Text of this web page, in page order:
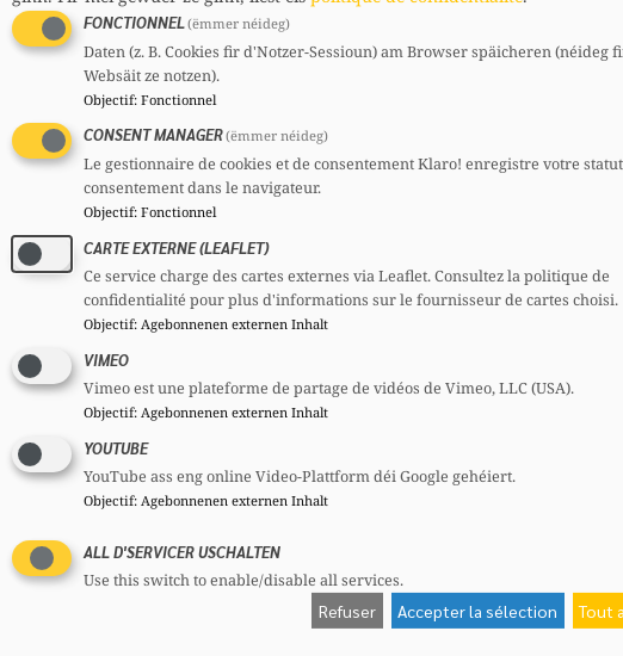
Comités
CSVSection :Membre
CSVComité national :
Membre
Membre
Bourgmestre
Voir le profil complet
FONCTIONNEL(ëmmer néideg)
Daten (z. B. Cookies fir d'Notzer-Sessioun) am Browser späicheren (néideg
Websäit ze notzen).
Objectif: Fonctionnel
CONSENT MANAGER(ëmmer néideg)
Le gestionnaire de cookies et de consentement Klaro! enregistre votre
consentement dans le navigateur.
Objectif: Fonctionnel
CARTE EXTERNE (LEAFLET)
Ce service charge des cartes externes via Leaflet. Consultez la politique de
confidentialité pour plus d'informations sur le fournisseur de cartes choisi.
Objectif: Agebonnenen externen Inhalt
VIMEO
Vimeo est une plateforme de partage de vidéos de Vimeo, LLC (USA).
Objectif: Agebonnenen externen Inhalt
YOUTUBE
YouTube ass eng online Video-Plattform déi Google gehéiert.
Objectif: Agebonnenen externen Inhalt
ALL D'SERVICER USCHALTEN
Use this switch to enable/disable all services.
Refuser Accepter la sélection Tout